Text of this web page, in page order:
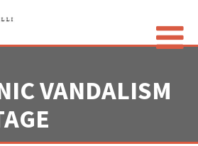
VANDALISM